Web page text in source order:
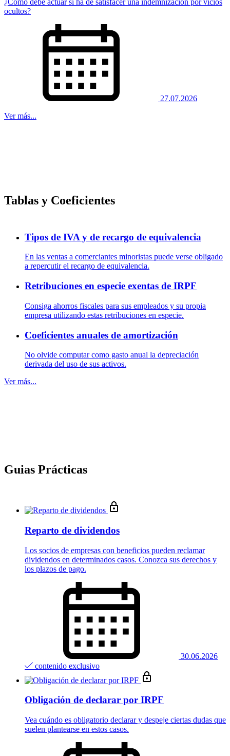
ocultos?
27.07.2026
Ver más...
Tablas y Coeficientes
Tipos de IVA y de recargo de equivalencia
En las ventas a comerciantes minoristas puede verse obligado
a repercutir el recargo de equivalencia.
Retribuciones en especie exentas de IRPF
Consiga ahorros fiscales para sus empleados y su propia
empresa utilizando estas retribuciones en especie.
Coeficientes anuales de amortización
No olvide computar como gasto anual la depreciación
derivada del uso de sus activos.
Ver más...
Guias Prácticas
Reparto de dividendos
Los socios de empresas con beneficios pueden reclamar
dividendos en determinados casos. Conozca sus derechos y
los plazos de pago.
30.06.2026
contenido exclusivo
Obligación de declarar por IRPF
Vea cuándo es obligatorio declarar y despeje ciertas dudas que
suelen plantearse en estos casos.